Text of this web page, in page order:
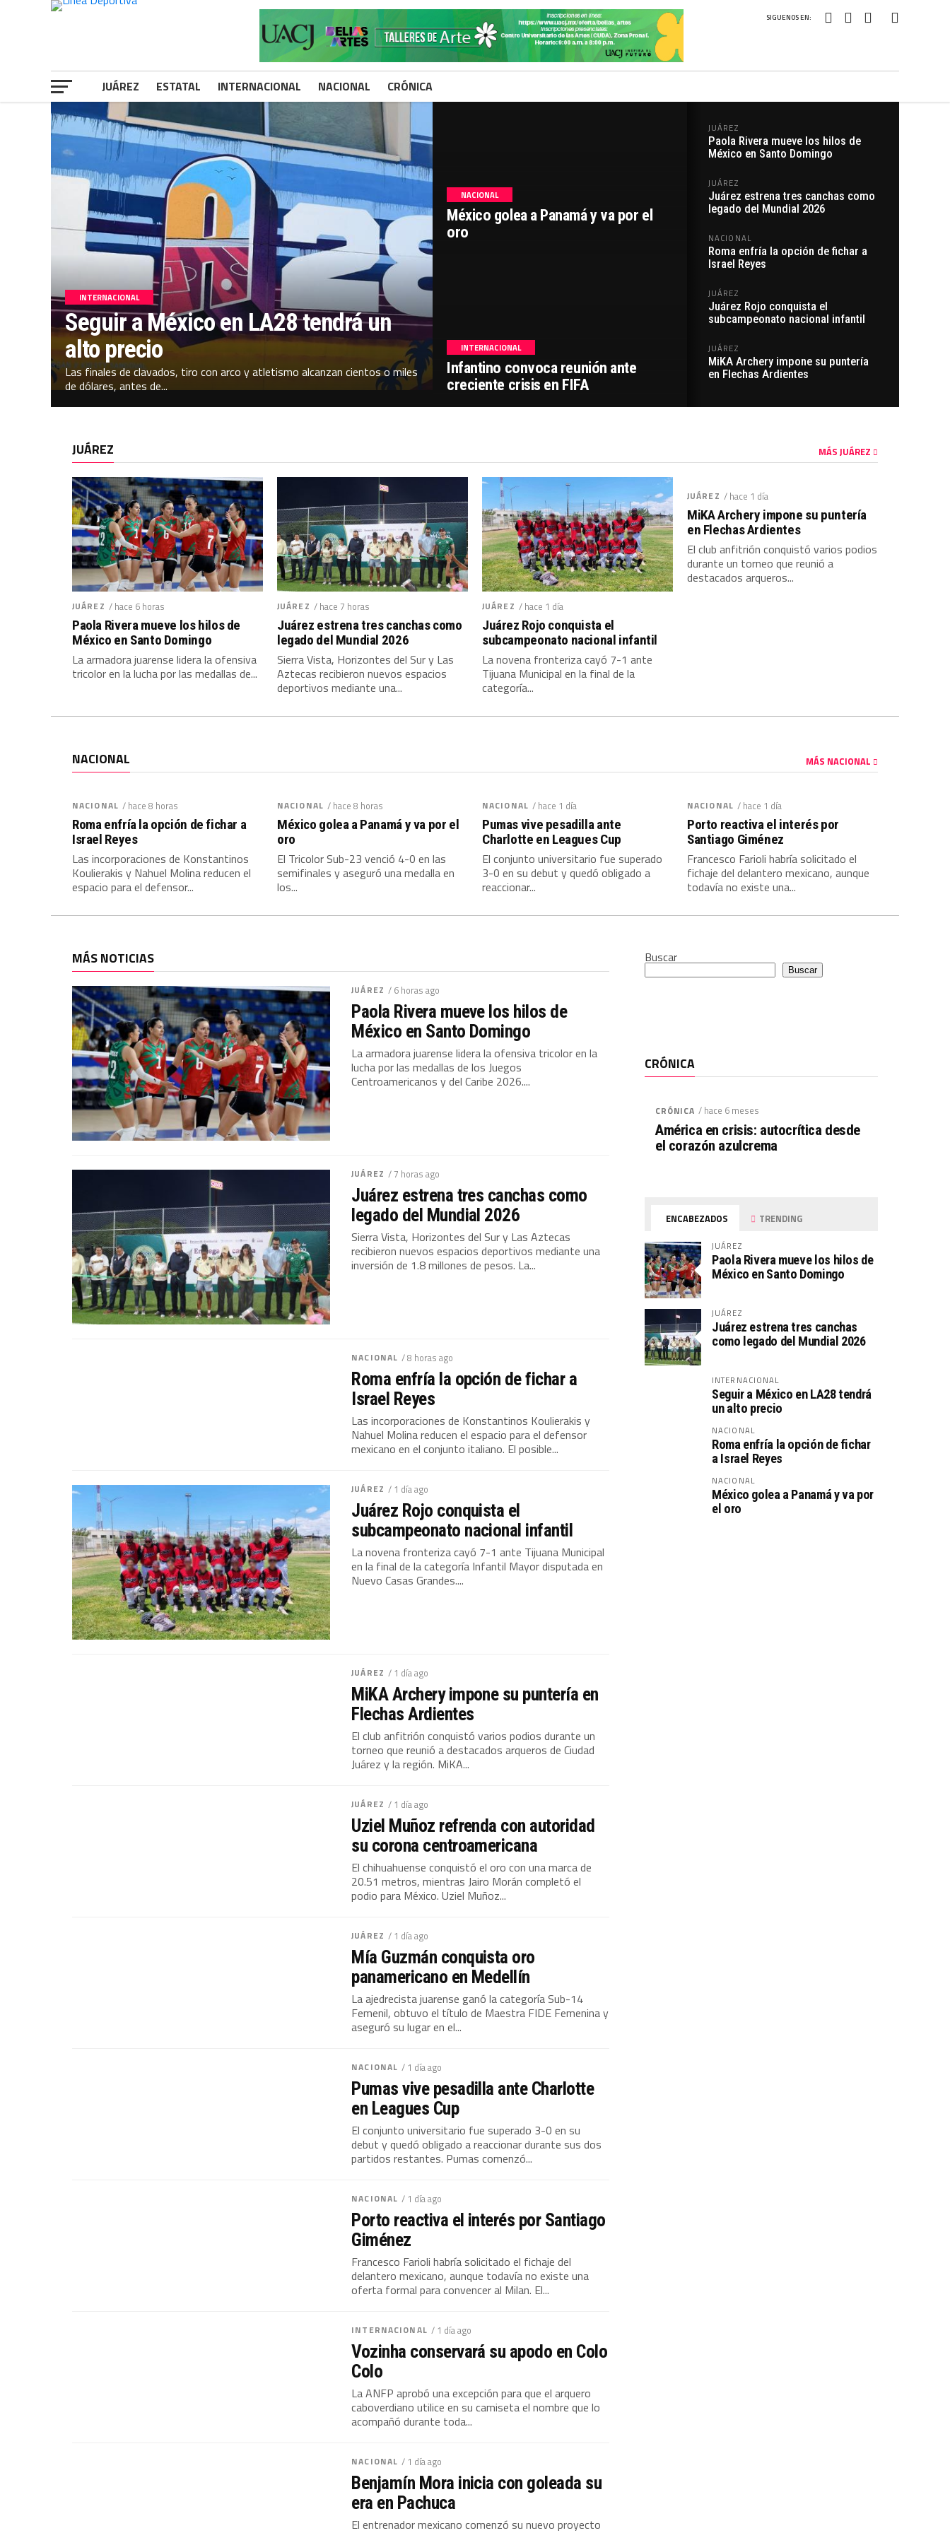
SIGUENOS EN:
JUÁREZ ESTATAL INTERNACIONAL NACIONAL CRÓNICA
###
INTERNACIONAL
Seguir a México en LA28 tendrá un
alto precio
Las finales de clavados, tiro con arco y atletismo alcanzan cientos o miles
de dólares, antes de...
NACIONAL
México golea a Panamá y va por el
oro
INTERNACIONAL
Infantino convoca reunión ante
creciente crisis en FIFA
JUÁREZ
Paola Rivera mueve los hilos de
México en Santo Domingo
JUÁREZ
Juárez estrena tres canchas como
legado del Mundial 2026
NACIONAL
Roma enfría la opción de fichar a
Israel Reyes
JUÁREZ
Juárez Rojo conquista el
subcampeonato nacional infantil
JUÁREZ
MiKA Archery impone su puntería
en Flechas Ardientes
JUÁREZ MÁS JUÁREZ
JUÁREZ / hace 6 horas
Paola Rivera mueve los hilos de
México en Santo Domingo
La armadora juarense lidera la ofensiva
tricolor en la lucha por las medallas de...
JUÁREZ / hace 7 horas
Juárez estrena tres canchas como
legado del Mundial 2026
Sierra Vista, Horizontes del Sur y Las
Aztecas recibieron nuevos espacios
deportivos mediante una...
JUÁREZ / hace 1 día
Juárez Rojo conquista el
subcampeonato nacional infantil
La novena fronteriza cayó 7-1 ante
Tijuana Municipal en la final de la
categoría...
JUÁREZ / hace 1 día
MiKA Archery impone su puntería
en Flechas Ardientes
El club anfitrión conquistó varios podios
durante un torneo que reunió a
destacados arqueros...
NACIONAL MÁS NACIONAL
NACIONAL / hace 8 horas
Roma enfría la opción de fichar a
Israel Reyes
Las incorporaciones de Konstantinos
Koulierakis y Nahuel Molina reducen el
espacio para el defensor...
NACIONAL / hace 8 horas
México golea a Panamá y va por el
oro
El Tricolor Sub-23 venció 4-0 en las
semifinales y aseguró una medalla en
los...
NACIONAL / hace 1 día
Pumas vive pesadilla ante
Charlotte en Leagues Cup
El conjunto universitario fue superado
3-0 en su debut y quedó obligado a
reaccionar...
NACIONAL / hace 1 día
Porto reactiva el interés por
Santiago Giménez
Francesco Farioli habría solicitado el
fichaje del delantero mexicano, aunque
todavía no existe una...
MÁS NOTICIAS
JUÁREZ / 6 horas ago
Paola Rivera mueve los hilos de
México en Santo Domingo
La armadora juarense lidera la ofensiva tricolor en la
lucha por las medallas de los Juegos
Centroamericanos y del Caribe 2026....
JUÁREZ / 7 horas ago
Juárez estrena tres canchas como
legado del Mundial 2026
Sierra Vista, Horizontes del Sur y Las Aztecas
recibieron nuevos espacios deportivos mediante una
inversión de 1.8 millones de pesos. La...
NACIONAL / 8 horas ago
Roma enfría la opción de fichar a
Israel Reyes
Las incorporaciones de Konstantinos Koulierakis y
Nahuel Molina reducen el espacio para el defensor
mexicano en el conjunto italiano. El posible...
JUÁREZ / 1 día ago
Juárez Rojo conquista el
subcampeonato nacional infantil
La novena fronteriza cayó 7-1 ante Tijuana Municipal
en la final de la categoría Infantil Mayor disputada en
Nuevo Casas Grandes....
JUÁREZ / 1 día ago
MiKA Archery impone su puntería en
Flechas Ardientes
El club anfitrión conquistó varios podios durante un
torneo que reunió a destacados arqueros de Ciudad
Juárez y la región. MiKA...
JUÁREZ / 1 día ago
Uziel Muñoz refrenda con autoridad
su corona centroamericana
El chihuahuense conquistó el oro con una marca de
20.51 metros, mientras Jairo Morán completó el
podio para México. Uziel Muñoz...
JUÁREZ / 1 día ago
Mía Guzmán conquista oro
panamericano en Medellín
La ajedrecista juarense ganó la categoría Sub-14
Femenil, obtuvo el título de Maestra FIDE Femenina y
aseguró su lugar en el...
NACIONAL / 1 día ago
Pumas vive pesadilla ante Charlotte
en Leagues Cup
El conjunto universitario fue superado 3-0 en su
debut y quedó obligado a reaccionar durante sus dos
partidos restantes. Pumas comenzó...
NACIONAL / 1 día ago
Porto reactiva el interés por Santiago
Giménez
Francesco Farioli habría solicitado el fichaje del
delantero mexicano, aunque todavía no existe una
oferta formal para convencer al Milan. El...
INTERNACIONAL / 1 día ago
Vozinha conservará su apodo en Colo
Colo
La ANFP aprobó una excepción para que el arquero
caboverdiano utilice en su camiseta el nombre que lo
acompañó durante toda...
NACIONAL / 1 día ago
Benjamín Mora inicia con goleada su
era en Pachuca
El entrenador mexicano comenzó su nuevo proyecto
Buscar
Buscar
CRÓNICA
CRÓNICA / hace 6 meses
América en crisis: autocrítica desde
el corazón azulcrema
ENCABEZADOS TRENDING
JUÁREZ
Paola Rivera mueve los hilos de
México en Santo Domingo
JUÁREZ
Juárez estrena tres canchas
como legado del Mundial 2026
INTERNACIONAL
Seguir a México en LA28 tendrá
un alto precio
NACIONAL
Roma enfría la opción de fichar
a Israel Reyes
NACIONAL
México golea a Panamá y va por
el oro